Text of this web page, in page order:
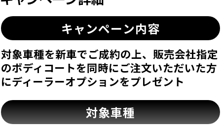
キャンペーン内容
対象車種を新車でご成約の上、販売会社指定
のボディコートを同時にご注文いただいた方
にディーラーオプションをプレゼント
対象車種